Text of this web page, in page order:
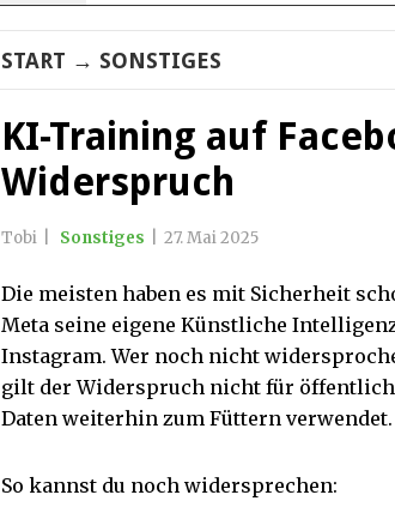
START → SONSTIGES
KI-Training auf
Widerspruch
Tobi Sonstiges 27. Mai 2025
Die meisten haben es mit Sicherheit
Meta seine eigene Künstliche
Instagram. Wer noch nicht
gilt der Widerspruch nicht für
Daten weiterhin zum Füttern verwendet.
So kannst du noch widersprechen: